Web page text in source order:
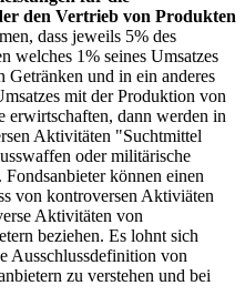
den Vertrieb von Produkten
dass jeweils 5% des
welches 1% seines Umsatzes
und in ein anderes
mit der Produktion von
erwirtschaften, dann werden in
Aktivitäten "Suchtmittel
oder militärische
können einen
von kontroversen Aktiviäten
Aktivitäten von
beziehen. Es lohnt sich
Ausschlussdefinition von
zu verstehen und bei